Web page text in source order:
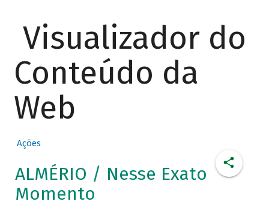
Visualizador do
Conteúdo da
Web
Ações
ALMÉRIO / Nesse Exato
Momento